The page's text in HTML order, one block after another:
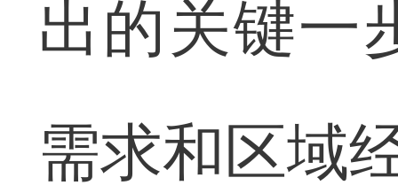
出的关键一
需求和区域